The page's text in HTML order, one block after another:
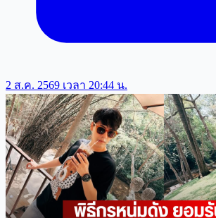
2 ส.ค. 2569 เวลา 20:44 น.